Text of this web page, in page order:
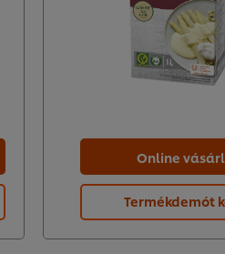
Online
Termékdemót